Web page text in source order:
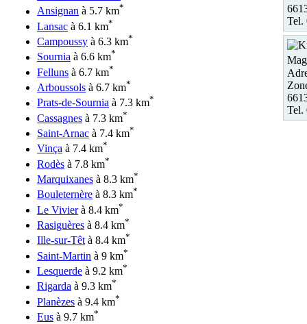
Ansignan à 5.7 km*
Lansac à 6.1 km*
Campoussy à 6.3 km*
Sournia à 6.6 km*
Felluns à 6.7 km*
Arboussols à 6.7 km*
Prats-de-Sournia à 7.3 km*
Cassagnes à 7.3 km*
Saint-Arnac à 7.4 km*
Vinça à 7.4 km*
Rodès à 7.8 km*
Marquixanes à 8.3 km*
Bouleternère à 8.3 km*
Le Vivierà 8.4 km*
Rasiguères à 8.4 km*
Ille-sur-Têtà 8.4 km*
Saint-Martin à 9 km*
Lesquerde à 9.2 km*
Rigarda à 9.3 km*
Planèzes à 9.4 km*
Eus à 9.7 km*
Tel.
Tel.